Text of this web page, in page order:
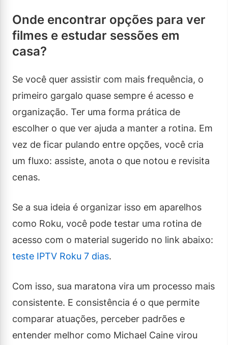
Onde encontrar opções para ver
filmes e estudar sessões em
casa?
Se você quer assistir com mais frequência, o
primeiro gargalo quase sempre é acesso e
organização. Ter uma forma prática de
escolher o que ver ajuda a manter a rotina. Em
vez de ficar pulando entre opções, você cria
um fluxo: assiste, anota o que notou e revisita
cenas.
Se a sua ideia é organizar isso em aparelhos
como Roku, você pode testar uma rotina de
acesso com o material sugerido no link abaixo:
teste IPTV Roku 7 dias.
Com isso, sua maratona vira um processo mais
consistente. E consistência é o que permite
comparar atuações, perceber padrões e
entender melhor como Michael Caine virou